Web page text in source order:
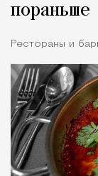
пораньше
Рестораны и